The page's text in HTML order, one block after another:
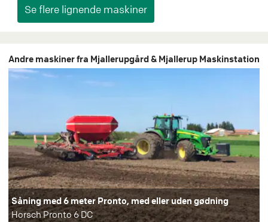
Andre maskiner fra Mjallerupgård & Mjallerup Maskinstation
Såning med 6 meter Pronto, med eller uden gødning
Horsch Pronto 6 DC